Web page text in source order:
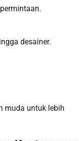
desainer.
muda untuk lebih